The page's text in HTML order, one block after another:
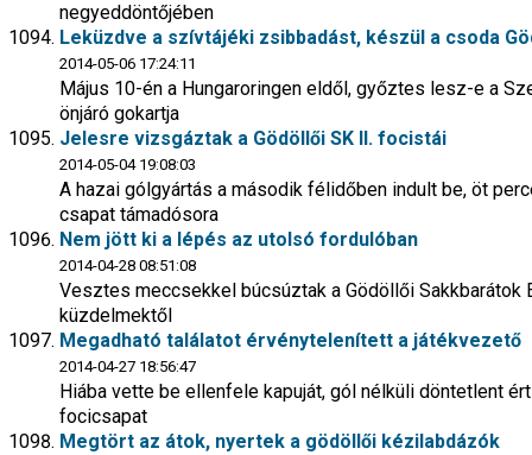
negyeddöntőjében
Leküzdve a szívtájéki zsibbadást, készül a csoda
2014-05-06 17:24:11
Május 10-én a Hungaroringen eldől, győztes lesz-e a
önjáró gokartja
Jelesre vizsgáztak a Gödöllői SK II. focistái
2014-05-04 19:08:03
A hazai gólgyártás a második félidőben indult be, öt
csapat támadósora
Nem jött ki a lépés az utolsó fordulóban
2014-04-28 08:51:08
Vesztes meccsekkel búcsúztak a Gödöllői Sakkbarátok
küzdelmektől
Megadható találatot érvénytelenített a játékvezető
2014-04-27 18:56:47
Hiába vette be ellenfele kapuját, gól nélküli döntetlent
focicsapat
Megtört az átok, nyertek a gödöllői kézilabdázók